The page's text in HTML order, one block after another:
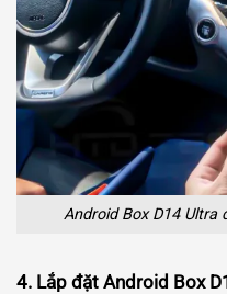
Android Box D14 Ultra
4. Lắp đặt Android Box